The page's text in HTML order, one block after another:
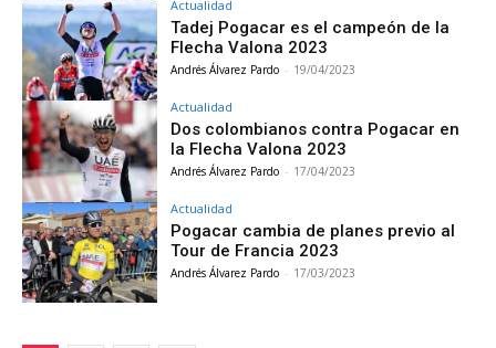
Actualidad
Tadej Pogacar es el campeón de la
Flecha Valona 2023
Andrés Álvarez Pardo - 19/04/2023
Actualidad
Dos colombianos contra Pogacar en
la Flecha Valona 2023
Andrés Álvarez Pardo - 17/04/2023
Actualidad
Pogacar cambia de planes previo al
Tour de Francia 2023
Andrés Álvarez Pardo - 17/03/2023